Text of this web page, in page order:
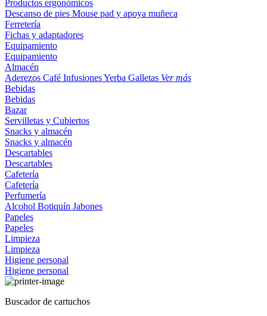
Productos ergonómicos
Descanso de pies Mouse pad y apoya muñeca
Ferretería
Fichas y adaptadores
Equipamiento
Equipamiento
Almacén
Aderezos Café InfusionesYerba Galletas Ver más
Bebidas
Bebidas
Bazar
Servilletas y Cubiertos
Snacks y almacén
Snacks y almacén
Descartables
Descartables
Cafetería
Cafetería
Perfumería
Alcohol Botiquín Jabones
Papeles
Papeles
Limpieza
Limpieza
Higiene personal
Higiene personal
Buscador de cartuchos